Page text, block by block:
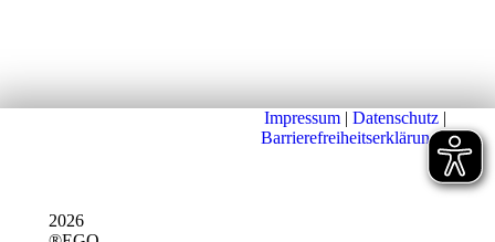
2026
Impressum | Datenschutz |
Barrierefreiheitserklärung|